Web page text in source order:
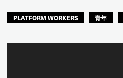
PLATFORM WORKERS 青年